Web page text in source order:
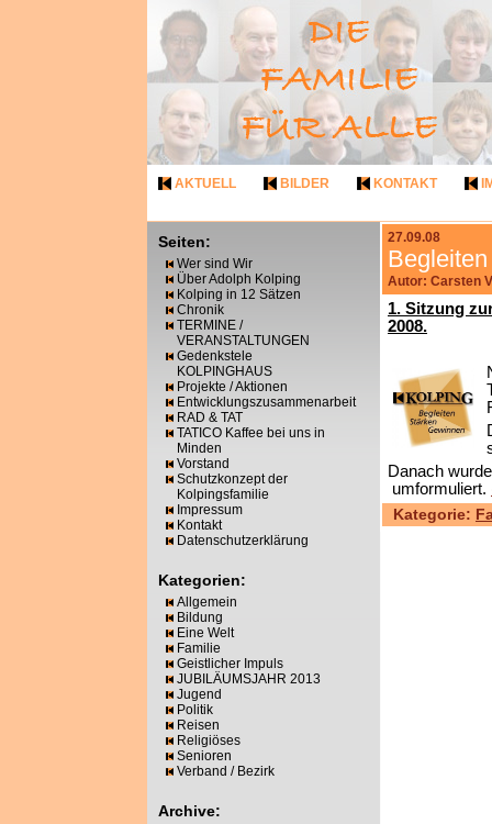
AKTUELL BILDER KONTAKT
Seiten:
Wer sind Wir
Über Adolph Kolping
Kolping in 12 Sätzen
Chronik
TERMINE /
VERANSTALTUNGEN
Gedenkstele
KOLPINGHAUS
Projekte / Aktionen
Entwicklungszusammenarbeit
RAD & TAT
TATICO Kaffee bei uns in
Minden
Vorstand
Schutzkonzept der
Kolpingsfamilie
Impressum
Kontakt
Datenschutzerklärung
Kategorien:
Allgemein
Bildung
Eine Welt
Familie
Geistlicher Impuls
JUBILÄUMSJAHR 2013
Jugend
Politik
Reisen
Religiöses
Senioren
Verband / Bezirk
Archive:
27.09.08
Autor: Carsten
1. Sitzung
2008.
Danach
umformuliert.
Kategorie: